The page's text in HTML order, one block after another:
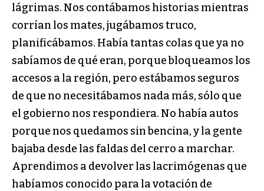
lágrimas. Nos contábamos historias mientras
corrían los mates, jugábamos truco,
planificábamos. Había tantas colas que ya no
sabíamos de qué eran, porque bloqueamos los
accesos a la región, pero estábamos seguros
de que no necesitábamos nada más, sólo que
el gobierno nos respondiera. No había autos
porque nos quedamos sin bencina, y la gente
bajaba desde las faldas del cerro a marchar.
Aprendimos a devolver las lacrimógenas que
habíamos conocido para la votación de